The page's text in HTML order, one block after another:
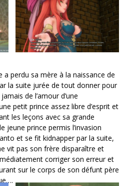
a perdu sa mère à la naissance de
la suite jurée de tout donner pour
de l’amour d’une
petit prince assez libre d’esprit et
les leçons avec sa grande
prince permis l’invasion
et se fit kidnapper par la suite,
vit pas son frère disparaître et
corriger son erreur et
sur le corps de son défunt père